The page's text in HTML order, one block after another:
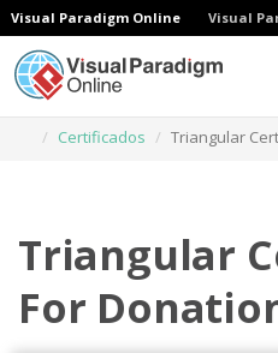
Visual Paradigm Online Visual
Certificados
Triangular
Triangular
For